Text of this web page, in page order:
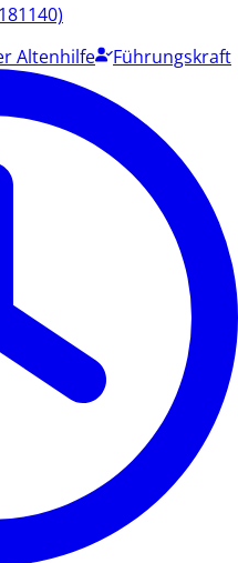
Altenhilfe Führungskraft